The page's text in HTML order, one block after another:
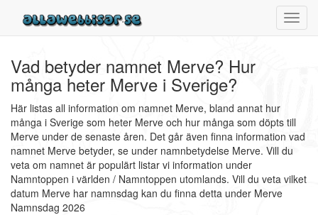
Vad betyder namnet Merve? Hur
många heter Merve i Sverige?
Här listas all information om namnet Merve, bland annat hur
många i Sverige som heter Merve och hur många som döpts till
Merve under de senaste åren. Det går även finna information vad
namnet Merve betyder, se under namnbetydelse Merve. Vill du
veta om namnet är populärt listar vi information under
Namntoppen i världen / Namntoppen utomlands. Vill du veta vilket
datum Merve har namnsdag kan du finna detta under Merve
Namnsdag 2026